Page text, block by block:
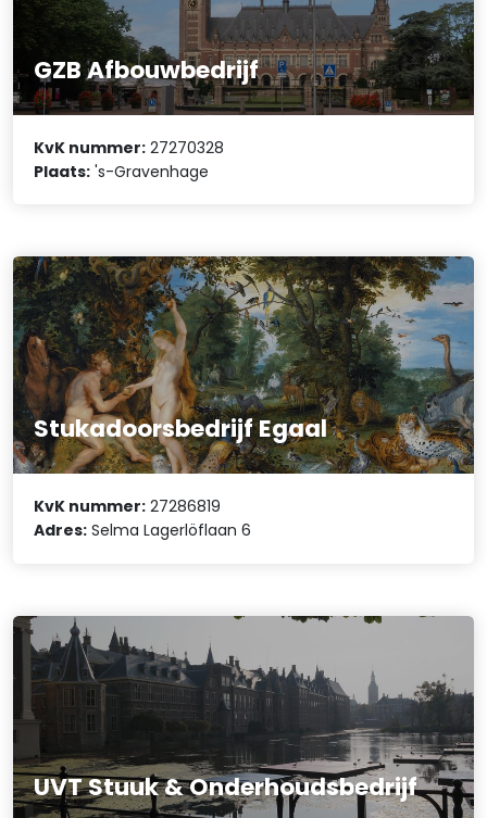
GZB Afbouwbedrijf
KvK nummer: 27270328
Plaats: 's-Gravenhage
Stukadoorsbedrijf Egaal
KvK nummer: 27286819
Adres: Selma Lagerlöflaan 6
UVT Stuuk & Onderhoudsbedrijf